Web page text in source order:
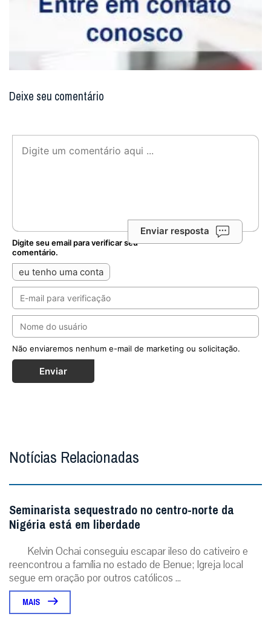
Deixe seu comentário
Enviar resposta
Digite seu email para verificar seu
comentário.
eu tenho uma conta
Não enviaremos nenhum e-mail de marketing ou solicitação.
Enviar
Notícias Relacionadas
Seminarista sequestrado no centro-norte da
Nigéria está em liberdade
Kelvin Ochai conseguiu escapar ileso do cativeiro e
reencontrou a família no estado de Benue; Igreja local
segue em oração por outros católicos ...
MAIS